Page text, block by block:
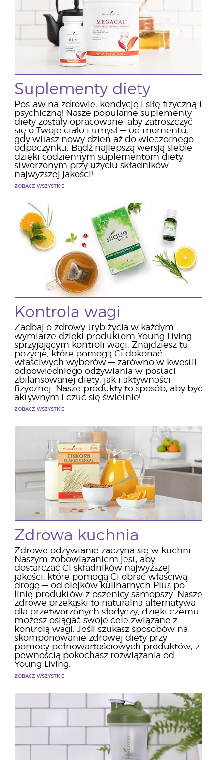
Suplementy diety
Postaw na zdrowie, kondycję i siłę fizyczną i
psychiczną! Nasze popularne suplementy
diety zostały opracowane, aby zatroszczyć
się o Twoje ciało i umysł — od momentu,
gdy witasz nowy dzień aż do wieczornego
odpoczynku. Bądź najlepszą wersją siebie
dzięki codziennym suplementom diety
stworzonym przy użyciu składników
najwyższej jakości!
ZOBACZ WSZYSTKIE
Kontrola wagi
Zadbaj o zdrowy tryb życia w każdym
wymiarze dzięki produktom Young Living
sprzyjającym kontroli wagi. Znajdziesz tu
pozycje, które pomogą Ci dokonać
właściwych wyborów — zarówno w kwestii
odpowiedniego odżywiania w postaci
zbilansowanej diety, jak i aktywności
fizycznej. Nasze produkty to sposób, aby być
aktywnym i czuć się świetnie!
ZOBACZ WSZYSTKIE
Zdrowa kuchnia
Zdrowe odżywianie zaczyna się w kuchni.
Naszym zobowiązaniem jest, aby
dostarczać Ci składników najwyższej
jakości, które pomogą Ci obrać właściwą
drogę — od olejków kulinarnych Plus po
linię produktów z pszenicy samopszy. Nasze
zdrowe przekąski to naturalna alternatywa
dla przetworzonych słodyczy, dzięki czemu
możesz osiągać swoje cele związane z
kontrolą wagi. Jeśli szukasz sposobów na
skomponowanie zdrowej diety przy
pomocy pełnowartościowych produktów, z
pewnością pokochasz rozwiązania od
Young Living.
ZOBACZ WSZYSTKIE